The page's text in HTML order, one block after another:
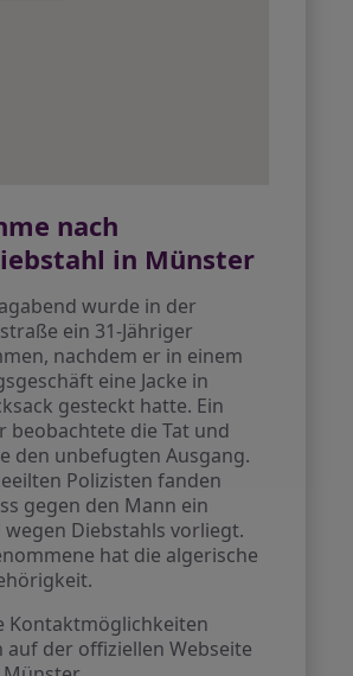
nach
in Münster
wurde in der
ein 31-Jähriger
nachdem er in einem
eine Jacke in
gesteckt hatte. Ein
beobachtete die Tat und
den unbefugten Ausgang.
Polizisten fanden
gegen den Mann ein
Diebstahls vorliegt.
hat die algerische
Kontaktmöglichkeiten
auf der offiziellen Webseite